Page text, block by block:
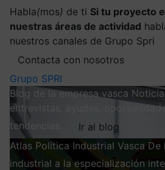
Habla(mos) de ti Si tu proyecto
nuestras áreas de actividad
nuestros canales de Grupo Spri
Contacta con nosotros
Grupo SPRI
Blog de la empresa vasca
entrevistas, ayudas,
tendencias…
Ir al blog
Atlas Política Industrial Vasca De
industrial a la especialización